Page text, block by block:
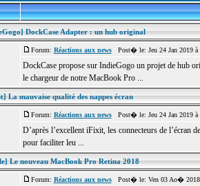
DockCase Adapter : un hub original
Forum: Réactions aux newsPost� le: Jeu 24 Jan 2019
DockCase propose sur IndieGogo un projet de hub
le chargeur de notre MacBook Pro ...
La mauvaise qualité des nappes écran
Forum: Réactions aux newsPost� le: Jeu 24 Jan 2019
D’après l’excellent iFixit, les connecteurs de l’écran
pour faciliter leu ...
Le nouveau MacBook Pro Retina 2018
Forum: Réactions aux newsPost� le: Ven 03 Ao�